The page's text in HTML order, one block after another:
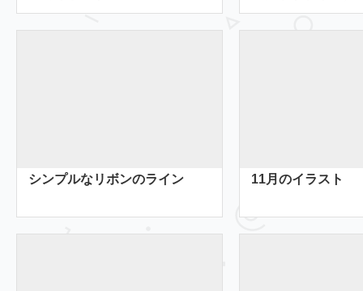
シンプルなリボンのライン 11月のイラスト